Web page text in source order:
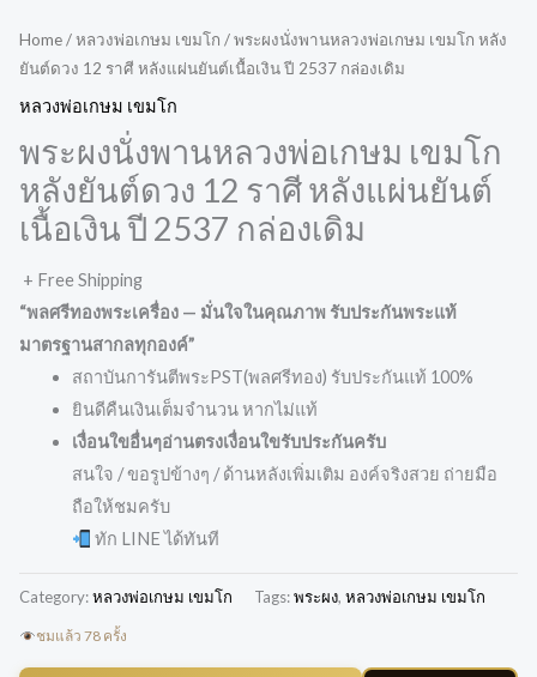
Home/หลวงพ่อเกษม เขมโก / พระผงนั่งพานหลวงพ่อเกษม เขมโก หลัง
ยันต์ดวง 12 ราศี หลังแผ่นยันต์เนื้อเงิน ปี 2537 กล่องเดิม
หลวงพ่อเกษม เขมโก
พระผงนั่งพานหลวงพ่อเกษม เขมโก
หลังยันต์ดวง 12 ราศี หลังแผ่นยันต์
เนื้อเงิน ปี 2537 กล่องเดิม
+ Free Shipping
“พลศรีทองพระเครื่อง — มั่นใจในคุณภาพ รับประกันพระแท้
มาตรฐานสากลทุกองค์”
สถาบันการันตีพระPST(พลศรีทอง) รับประกันแท้ 100%
ยินดีคืนเงินเต็มจำนวน หากไม่แท้
เงื่อนใขอื่นๆอ่านตรงเงื่อนใขรับประกันครับ
สนใจ / ขอรูปข้างๆ / ด้านหลังเพิ่มเติม องค์จริงสวย ถ่ายมือ
ถือให้ชมครับ
ทัก LINE ได้ทันที
Category:หลวงพ่อเกษม เขมโก Tags:พระผง, หลวงพ่อเกษม เขมโก
ชมแล้ว 78 ครั้ง